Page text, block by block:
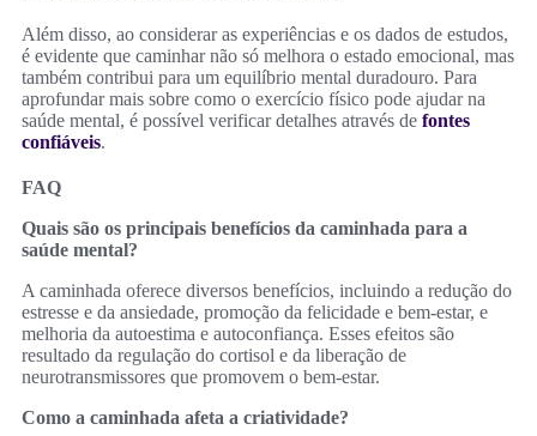
Além disso, ao considerar as experiências e os dados de estudos,
é evidente que caminhar não só melhora o estado emocional, mas
também contribui para um equilíbrio mental duradouro. Para
aprofundar mais sobre como o exercício físico pode ajudar na
saúde mental, é possível verificar detalhes através de fontes
confiáveis.
FAQ
Quais são os principais benefícios da caminhada para a
saúde mental?
A caminhada oferece diversos benefícios, incluindo a redução do
estresse e da ansiedade, promoção da felicidade e bem-estar, e
melhoria da autoestima e autoconfiança. Esses efeitos são
resultado da regulação do cortisol e da liberação de
neurotransmissores que promovem o bem-estar.
Como a caminhada afeta a criatividade?